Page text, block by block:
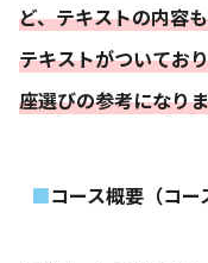
ど、テキストの内容
テキストがついてお
座選びの参考になり
コース概要（コー